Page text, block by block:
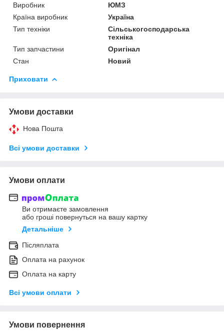
Виробник
ЮМЗ
Країна виробник
Україна
Тип техніки
Сільськогосподарська
техніка
Тип запчастини
Оригінал
Стан
Новий
Приховати
Умови доставки
Нова Пошта
Всі умови доставки
Умови оплати
Ви отримаєте замовлення
або гроші повернуться на вашу картку
Детальніше
Післяплата
Оплата на рахунок
Оплата на карту
Всі умови оплати
Умови повернення